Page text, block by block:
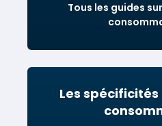
Tous les guides
Les